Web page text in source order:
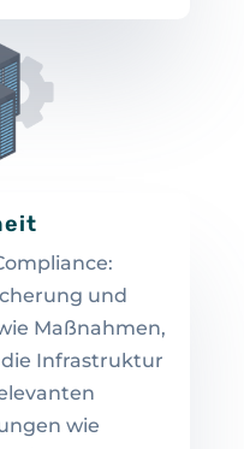
und
Maßnahmen,
die Infrastruktur
wie